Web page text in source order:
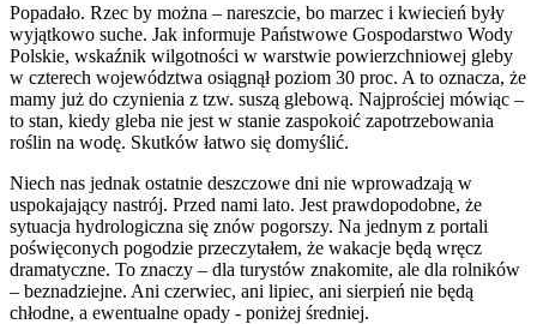
Popadało. Rzec by można – nareszcie, bo marzec i kwiecień były
wyjątkowo suche. Jak informuje Państwowe Gospodarstwo Wody
Polskie, wskaźnik wilgotności w warstwie powierzchniowej gleby
w czterech województwa osiągnął poziom 30 proc. A to oznacza, że
mamy już do czynienia z tzw. suszą glebową. Najprościej mówiąc –
to stan, kiedy gleba nie jest w stanie zaspokoić zapotrzebowania
roślin na wodę. Skutków łatwo się domyślić.
Niech nas jednak ostatnie deszczowe dni nie wprowadzają w
uspokajający nastrój. Przed nami lato. Jest prawdopodobne, że
sytuacja hydrologiczna się znów pogorszy. Na jednym z portali
poświęconych pogodzie przeczytałem, że wakacje będą wręcz
dramatyczne. To znaczy – dla turystów znakomite, ale dla rolników
– beznadziejne. Ani czerwiec, ani lipiec, ani sierpień nie będą
chłodne, a ewentualne opady - poniżej średniej.